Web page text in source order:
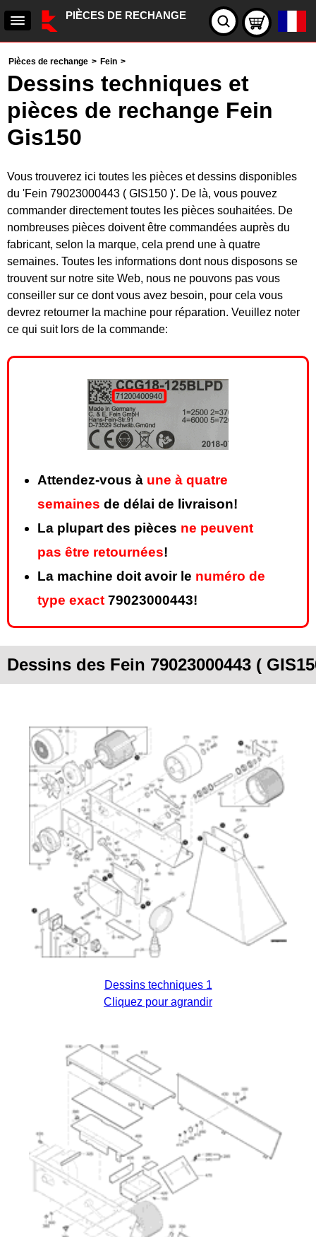
PIÈCES DE RECHANGE
Pièces de rechange > Fein >
Dessins techniques et
pièces de rechange Fein
Gis150
Vous trouverez ici toutes les pièces et dessins disponibles
du 'Fein 79023000443 ( GIS150 )'. De là, vous pouvez
commander directement toutes les pièces souhaitées. De
nombreuses pièces doivent être commandées auprès du
fabricant, selon la marque, cela prend une à quatre
semaines. Toutes les informations dont nous disposons se
trouvent sur notre site Web, nous ne pouvons pas vous
conseiller sur ce dont vous avez besoin, pour cela vous
devrez retourner la machine pour réparation. Veuillez noter
ce qui suit lors de la commande:
Attendez-vous à une à quatre
semaines de délai de livraison!
La plupart des pièces ne peuvent
pas être retournées!
La machine doit avoir le numéro de
type exact 79023000443!
Dessins des Fein 79023000443 (
Dessins techniques 1
Cliquez pour agrandir